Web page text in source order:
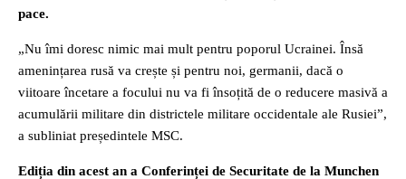
pace.
„Nu îmi doresc nimic mai mult pentru poporul Ucrainei. Însă
amenințarea rusă va crește și pentru noi, germanii, dacă o
viitoare încetare a focului nu va fi însoțită de o reducere masivă a
acumulării militare din districtele militare occidentale ale Rusiei”,
a subliniat președintele MSC.
Ediția din acest an a Conferinței de Securitate de la Munchen